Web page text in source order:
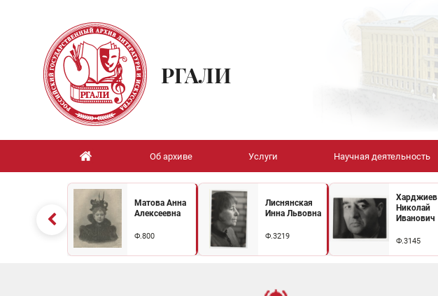
РГАЛИ
Об архиве Услуги Научная деятельность
Матова Анна
Алексеевна
Ф.800
Лиснянская
Инна Львовна
Ф.3219
Харджиев
Николай
Иванович
Ф.3145